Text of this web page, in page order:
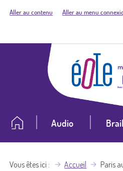
Aller au contenu Aller au menu
Audio
Vous êtes ici Accueil Paris